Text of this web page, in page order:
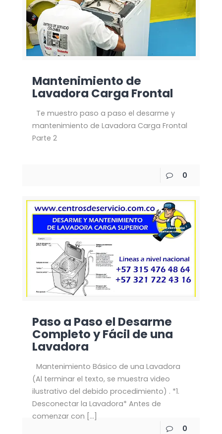
Mantenimiento de
Lavadora Carga Frontal
Te muestro paso a paso el desarme y
mantenimiento de Lavadora Carga Frontal
Parte 2
0
Paso a Paso el Desarme
Completo y Fácil de una
Lavadora
Mantenimiento Básico de una Lavadora
(Al terminar el texto, se muestra video
ilustrativo del debido procedimiento) . *1.
Desconectar la Lavadora* Antes de
comenzar con […]
0